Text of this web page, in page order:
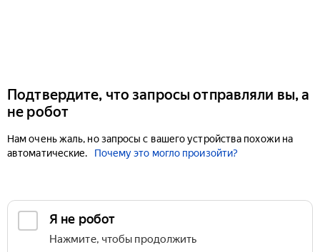
Подтвердите, что запросы отправляли вы, а
не робот
Нам очень жаль, но запросы с вашего устройства похожи на
автоматические.
Почему это могло произойти?